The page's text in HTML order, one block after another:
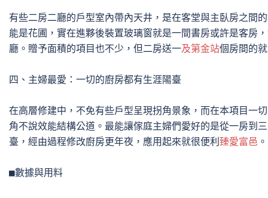
有些二房二廳的戶型室內帶內天井，是在客堂與主臥房之
能是花圃，實在進夥後裝置玻璃窗就是一間書房或許是客房
廳。贈予面積的項目也不少，但二房送一及第金站個房間的
四、主婦最愛：一切的廚房都有生涯陽臺
在高層修建中，不免有些戶型呈現拐角景象，而在本項目一
角不說效能結構公道。最能讓傢庭主婦們愛好的是從一房到
臺，經由過程修改廚房更年夜，應用起來就很便利 臻愛富邑 。
■數據與用料